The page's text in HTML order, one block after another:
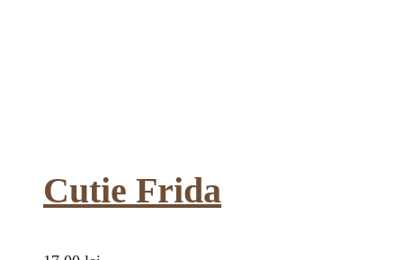
Cutie Frida